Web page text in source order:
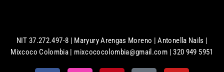
NIT 37.272.497-8 | Maryury Arengas Moreno | Antonella Nails |
Mixcoco Colombia | mixcococolombia@gmail.com | 320 949 5951